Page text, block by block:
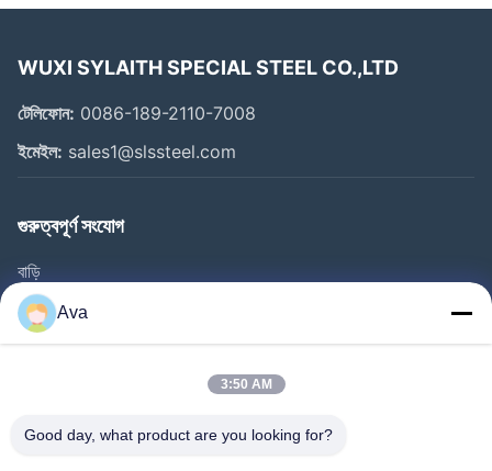
WUXI SYLAITH SPECIAL STEEL CO.,LTD
টেলিফোন: 0086-189-2110-7008
ইমেইল: sales1@slssteel.com
গুরুত্বপূর্ণ সংযোগ
বাড়ি
পণ্য
ভিডিও
কারখানা পরিদর্শন
Ava
3:50 AM
Good day, what product are you looking for?